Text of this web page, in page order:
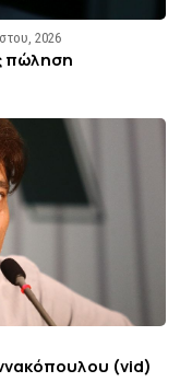
2026
πώληση
(vid)